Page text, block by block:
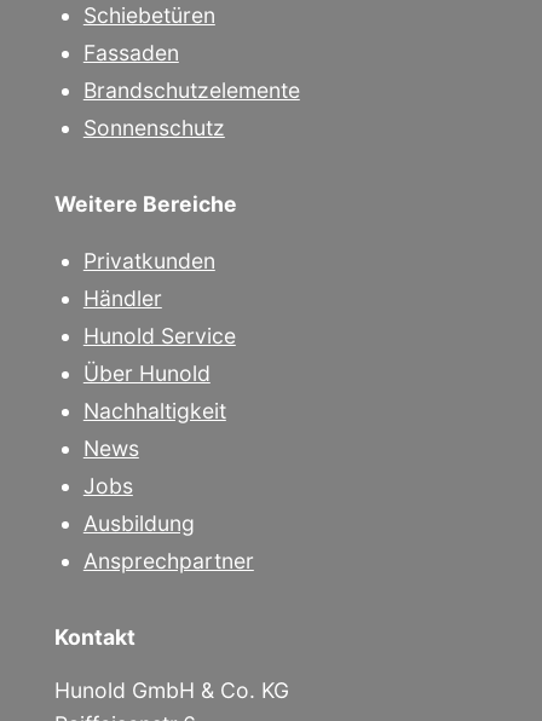
Schiebetüren
Fassaden
Brandschutzelemente
Sonnenschutz
Weitere Bereiche
Privatkunden
Händler
Hunold Service
Über Hunold
Nachhaltigkeit
News
Jobs
Ausbildung
Ansprechpartner
Kontakt
Hunold GmbH & Co. KG